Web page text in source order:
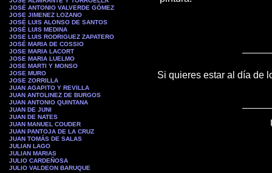
JOSÉ ANTONIO VALVERDE GÓMEZ
JOSE JIMENEZ LOZANO
JOSÉ LUIS ALONSO DE SANTOS
JOSÉ LUIS MEDINA
JOSE LUIS RODRIGUEZ ZAPATERO
JOSÉ MARIA DE COSSIO
JOSE MARIA LACORT
JOSE MARIA LUELMO
JOSE MARTI Y MONSO
JOSE MURO
JOSE ZORRILLA
JUAN AGAPITO Y REVILLA
JUAN ANTOLINEZ DE BURGOS
JUAN ANTONIO QUINTANA
JUAN DE JUNI
JUAN DE NATES
JUAN MANUEL COUDER
JUAN PANTOJA DE LA CRUZ
JUAN TOMÁS DE SALAS
JULIAN LAGO
JULIAN MARIAS
JULIO CARDEÑOSA
JULIO VALDEON BARUQUE
Si quieres estar al día de